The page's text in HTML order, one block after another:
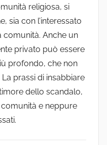
religiosa, si
sia con l’interessato
comunità. Anche un
privato può essere
profondo, che non
prassi di insabbiare
dello scandalo,
e neppure